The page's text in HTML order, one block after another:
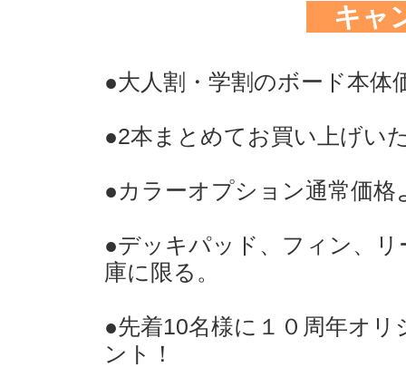
キャ
​●大人割・学割のボード本体
​●2本まとめてお買い上げい
●カラーオプション通常価格
●デッキパッド、フィン、
庫に限る。
​●先着10名様に１０周年オ
ント！